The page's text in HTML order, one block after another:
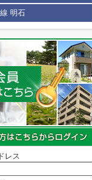
明石
レス